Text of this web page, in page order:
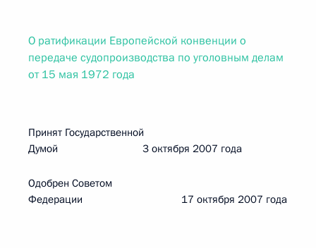
О ратификации Европейской конвенции о
передаче судопроизводства по уголовным делам
от 15 мая 1972 года
Принят Государственной
Думой 3 октября 2007 года
Одобрен Советом
Федерации 17 октября 2007 года